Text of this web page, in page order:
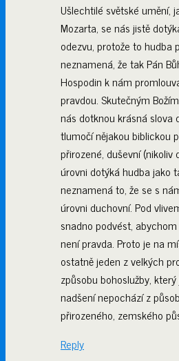
Ušlechtilé světské umění,
Mozarta, se nás jistě
odezvu, protože to hudba
neznamená, že tak Pán
Hospodin k nám
pravdou. Skutečným
nás dotknou krásná slova
tlumočí nějakou biblickou
přirozené, duševní
úrovni dotýká hudba jako
neznamená to, že se s
úrovni duchovní. Pod
snadno podvést,
není pravda. Proto je na
ostatně jeden z velkých
způsobu bohoslužby,
nadšení nepochází z
přirozeného, zemského
Reply